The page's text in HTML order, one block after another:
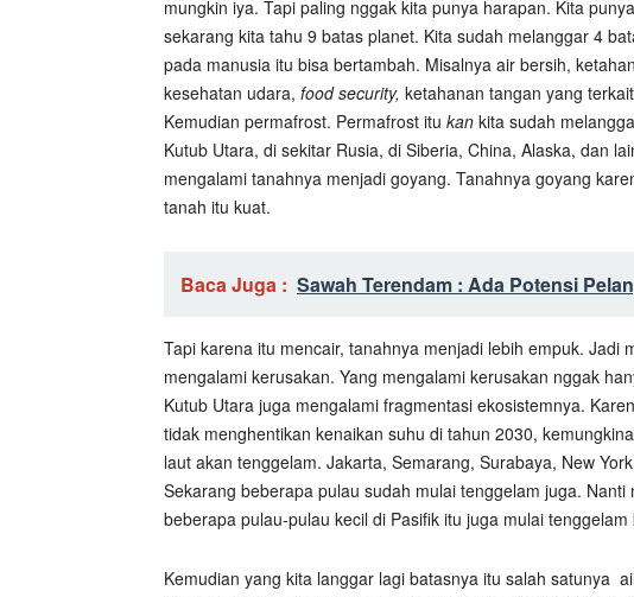
mungkin iya. Tapi paling nggak kita punya harapan. Kita
sekarang kita tahu 9 batas planet. Kita sudah melanggar 4
pada manusia itu bisa bertambah. Misalnya air bersih,
kesehatan udara, food security, ketahanan tangan yang
Kemudian permafrost. Permafrost itu kan kita sudah
Kutub Utara, di sekitar Rusia, di Siberia, China, Alaska, dan
mengalami tanahnya menjadi goyang. Tanahnya goyang
tanah itu kuat.
Baca Juga : Sawah Terendam : Ada Potensi
Tapi karena itu mencair, tanahnya menjadi lebih empuk. Jadi
mengalami kerusakan. Yang mengalami kerusakan nggak
Kutub Utara juga mengalami fragmentasi ekosistemnya.
tidak menghentikan kenaikan suhu di tahun 2030,
laut akan tenggelam. Jakarta, Semarang, Surabaya, New
Sekarang beberapa pulau sudah mulai tenggelam juga.
beberapa pulau-pulau kecil di Pasifik itu juga mulai tenggelam
Kemudian yang kita langgar lagi batasnya itu salah satunya